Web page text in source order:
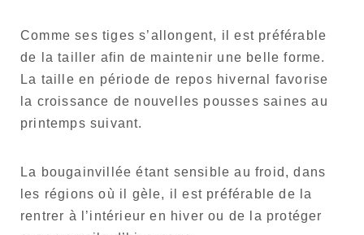
Comme ses tiges s’allongent, il est préférable
de la tailler afin de maintenir une belle forme.
La taille en période de repos hivernal favorise
la croissance de nouvelles pousses saines au
printemps suivant.
La bougainvillée étant sensible au froid, dans
les régions où il gèle, il est préférable de la
rentrer à l’intérieur en hiver ou de la protéger